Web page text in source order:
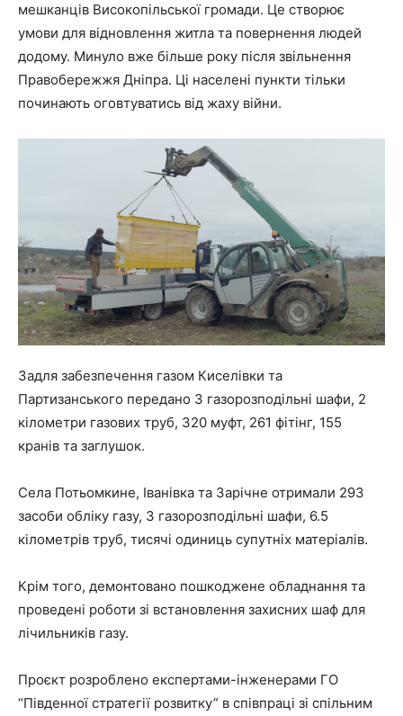
мешканців Високопільської громади. Це створює
умови для відновлення житла та повернення людей
додому. Минуло вже більше року після звільнення
Правобережжя Дніпра. Ці населені пункти тільки
починають оговтуватись від жаху війни.
Задля забезпечення газом Киселівки та
Партизанського передано 3 газорозподільні шафи, 2
кілометри газових труб, 320 муфт, 261 фітінг, 155
кранів та заглушок.
Села Потьомкине, Іванівка та Зарічне отримали 293
засоби обліку газу, 3 газорозподільні шафи, 6.5
кілометрів труб, тисячі одиниць супутніх матеріалів.
Крім того, демонтовано пошкоджене обладнання та
проведені роботи зі встановлення захисних шаф для
лічильників газу.
Проєкт розроблено експертами-інженерами ГО
“Південної стратегії розвитку” в співпраці зі спільним